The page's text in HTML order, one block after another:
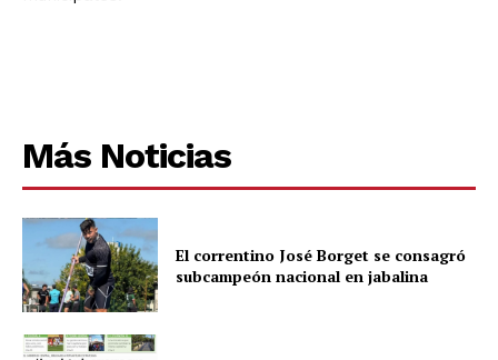
Más Noticias
El correntino José Borget se consagró
subcampeón nacional en jabalina